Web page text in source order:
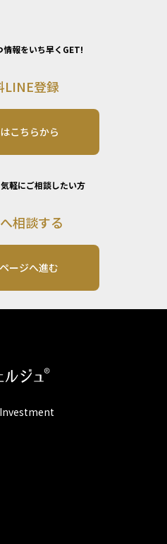
情報をいち早くGET!
LINE登録
こちらから
軽にご相談したい方
相談する
ージへ進む
Investment